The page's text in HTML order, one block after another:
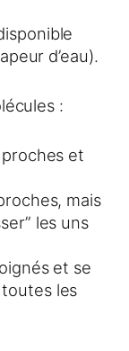
d’eau).
:
et
mais
les uns
et se
les